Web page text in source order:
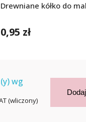
Drewniane kółko do
0,95 zł
wg
(wliczony)